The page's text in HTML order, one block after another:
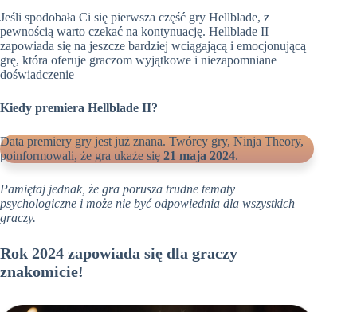
Jeśli spodobała Ci się pierwsza część gry Hellblade, z
pewnością warto czekać na kontynuację. Hellblade II
zapowiada się na jeszcze bardziej wciągającą i emocjonującą
grę, która oferuje graczom wyjątkowe i niezapomniane
doświadczenie
Kiedy premiera Hellblade II?
Data premiery gry jest już znana. Twórcy gry, Ninja Theory,
poinformowali, że gra ukaże się 21 maja 2024.
Pamiętaj jednak, że gra porusza trudne tematy
psychologiczne i może nie być odpowiednia dla wszystkich
graczy.
Rok 2024 zapowiada się dla graczy
znakomicie!